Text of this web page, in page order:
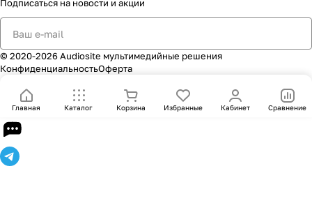
элементы коммутации
Подписаться на новости и акции
© 2020-2026 Audiosite мультимедийные решения
КонфиденциальностьОферта
Главная Каталог Корзина Избранные Кабинет Сравнение